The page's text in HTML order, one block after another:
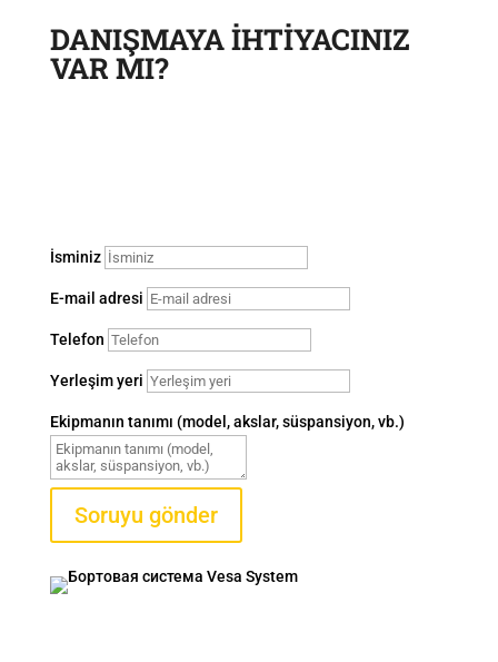
DANIŞMAYA İHTİYACINIZ
VAR MI?
İsminiz
E-mail adresi
Telefon
Yerleşim yeri
Ekipmanın tanımı (model, akslar, süspansiyon, vb.)
Soruyu gönder